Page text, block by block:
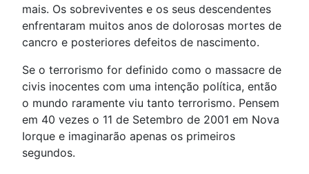
mais. Os sobreviventes e os seus descendentes
enfrentaram muitos anos de dolorosas mortes de
cancro e posteriores defeitos de nascimento.
Se o terrorismo for definido como o massacre de
civis inocentes com uma intenção política, então
o mundo raramente viu tanto terrorismo. Pensem
em 40 vezes o 11 de Setembro de 2001 em Nova
Iorque e imaginarão apenas os primeiros
segundos.